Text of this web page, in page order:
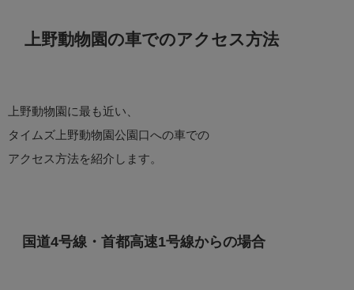
上野動物園の車でのアクセス方法
上野動物園に最も近い、
タイムズ上野動物園公園口への車での
アクセス方法を紹介します。
国道4号線・首都高速1号線からの場合